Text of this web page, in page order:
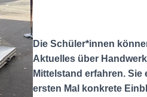
Die Schüler*innen
Aktuelles über
Mittelstand erfahren.
ersten Mal konkrete